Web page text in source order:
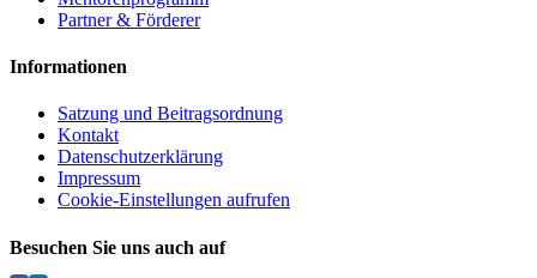
Partner & Förderer
Informationen
Satzung und Beitragsordnung
Kontakt
Datenschutzerklärung
Impressum
Cookie-Einstellungen aufrufen
Besuchen Sie uns auch auf